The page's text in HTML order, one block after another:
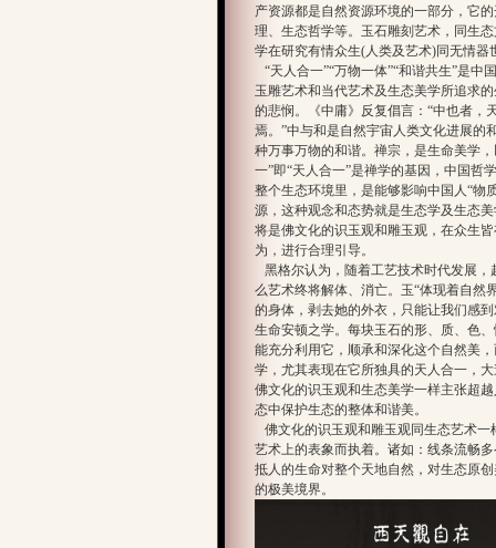
产资源都是自然资源环境的一部分，它
理、生态哲学等。玉石雕刻艺术，同生
学在研究有情众生(人类及艺术)同无情
“天人合一”“万物一体”“和谐共生”是
玉雕艺术和当代艺术及生态美学所追求
的悲悯。《中庸》反复倡言：“中也者，
焉。”中与和是自然宇宙人类文化进展的
种万事万物的和谐。禅宗，是生命美学
一”即“天人合一”是禅学的基因，中国哲
整个生态环境里，是能够影响中国人“物
源，这种观念和态势就是生态学及生态
将是佛文化的识玉观和雕玉观，在众生
为，进行合理引导。
黑格尔认为，随着工艺技术时代发展
么艺术终将解体、消亡。玉“体现着自然
的身体，剥去她的外衣，只能让我们感
生命安顿之学。每块玉石的形、质、色
能充分利用它，顺承和深化这个自然美
学，尤其表现在它所独具的天人合一，
佛文化的识玉观和生态美学一样主张超
态中保护生态的整体和谐美。
佛文化的识玉观和雕玉观同生态艺术
艺术上的表象而执着。诸如：线条流畅
抵人的生命对整个天地自然，对生态原
的极美境界。